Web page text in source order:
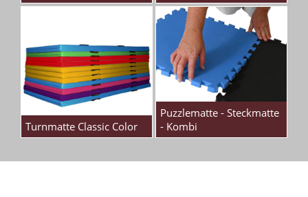
Turnmatte Classic Color
Puzzlematte - Steckmatte
- Kombi